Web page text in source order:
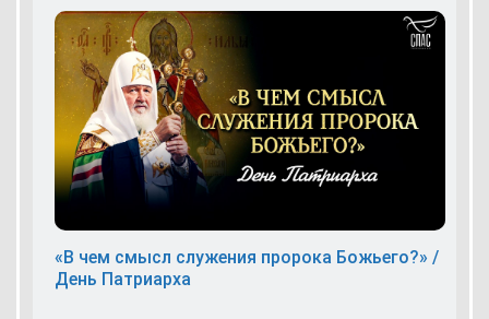
«В чем смысл служения пророка Божьего?» /
День Патриарха